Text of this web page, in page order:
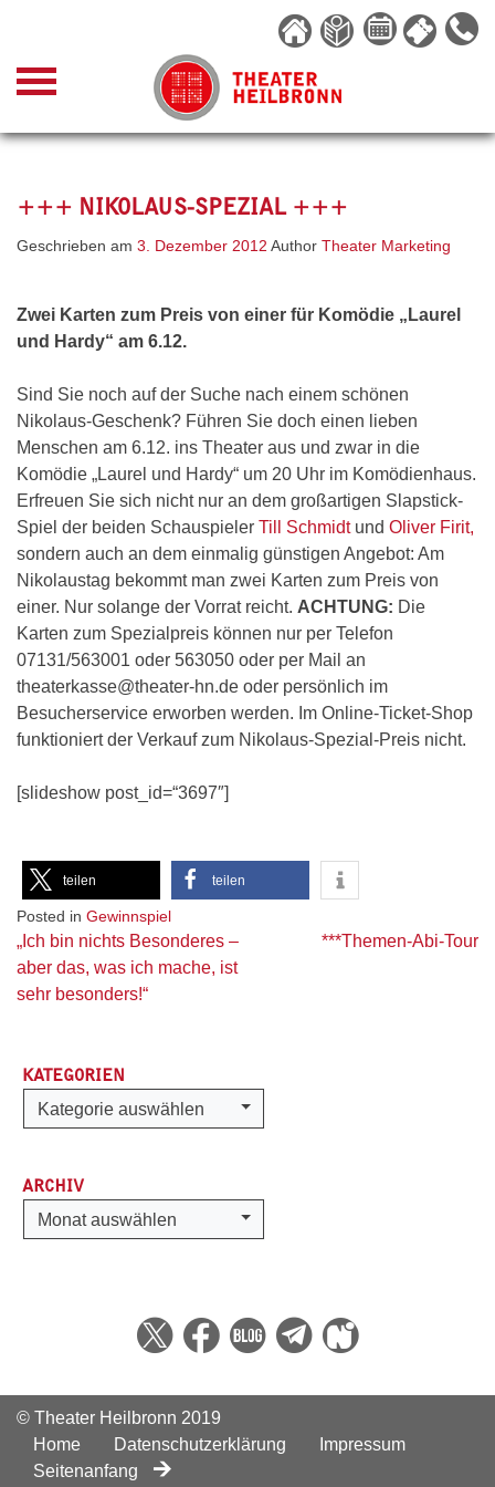
content
+++ NIKOLAUS-SPEZIAL +++
Geschrieben am 3. Dezember 2012 Author Theater Marketing
Zwei Karten zum Preis von einer für Komödie „Laurel
und Hardy“ am 6.12.
Sind Sie noch auf der Suche nach einem schönen
Nikolaus-Geschenk? Führen Sie doch einen lieben
Menschen am 6.12. ins Theater aus und zwar in die
Komödie „Laurel und Hardy“ um 20 Uhr im Komödienhaus.
Erfreuen Sie sich nicht nur an dem großartigen Slapstick-
Spiel der beiden Schauspieler Till Schmidt und Oliver Firit,
sondern auch an dem einmalig günstigen Angebot: Am
Nikolaustag bekommt man zwei Karten zum Preis von
einer. Nur solange der Vorrat reicht. ACHTUNG: Die
Karten zum Spezialpreis können nur per Telefon
07131/563001 oder 563050 oder per Mail an
theaterkasse@theater-hn.de oder persönlich im
Besucherservice erworben werden. Im Online-Ticket-Shop
funktioniert der Verkauf zum Nikolaus-Spezial-Preis nicht.
[slideshow post_id=“3697″]
teilen teilen
Posted in Gewinnspiel
Beitragsnavigation
„Ich bin nichts Besonderes –
aber das, was ich mache, ist
sehr besonders!“
***Themen-Abi-Tour
KATEGORIEN
Kategorien
Kategorie auswählen
ARCHIV
Archiv
Monat auswählen
© Theater Heilbronn 2019
Home
Datenschutzerklärung
Impressum
Seitenanfang